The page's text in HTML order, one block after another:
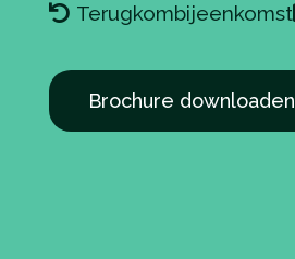
Terugkombijeenkomst
Brochure downloaden